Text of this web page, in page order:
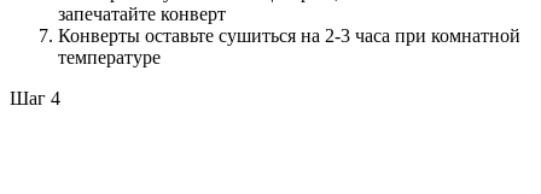
запечатайте конверт
Конверты оставьте сушиться на 2-3 часа при комнатной
температуре
Шаг 4